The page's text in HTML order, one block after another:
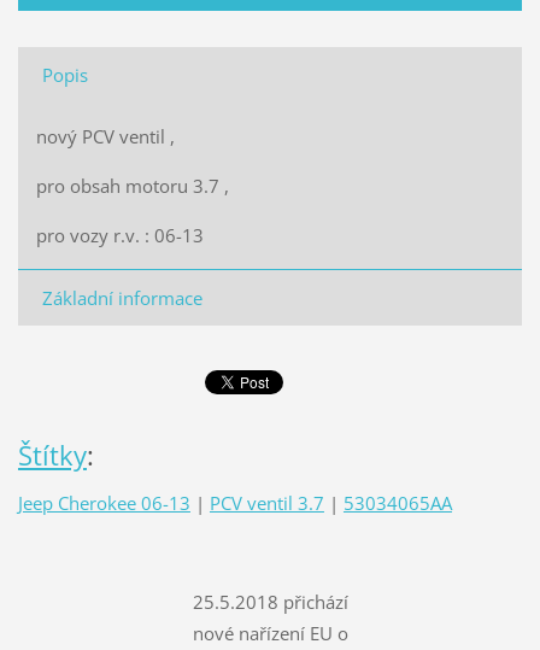
Popis
nový PCV ventil ,
pro obsah motoru 3.7 ,
pro vozy r.v. : 06-13
Základní informace
Štítky:
Jeep Cherokee 06-13 | PCV ventil 3.7 | 53034065AA
25.5.2018 přichází
nové nařízení EU o